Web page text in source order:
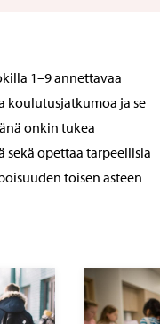
1–9 annettavaa
koulutusjatkumoa ja se
onkin tukea
opettaa tarpeellisia
toisen asteen